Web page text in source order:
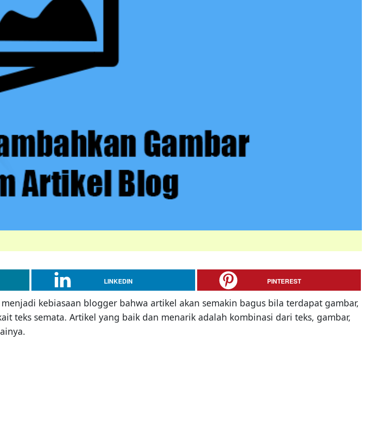
LINKEDIN PINTEREST
kebiasaan blogger bahwa artikel akan semakin bagus bila terdapat gambar,
teks semata. Artikel yang baik dan menarik adalah kombinasi dari teks, gambar,